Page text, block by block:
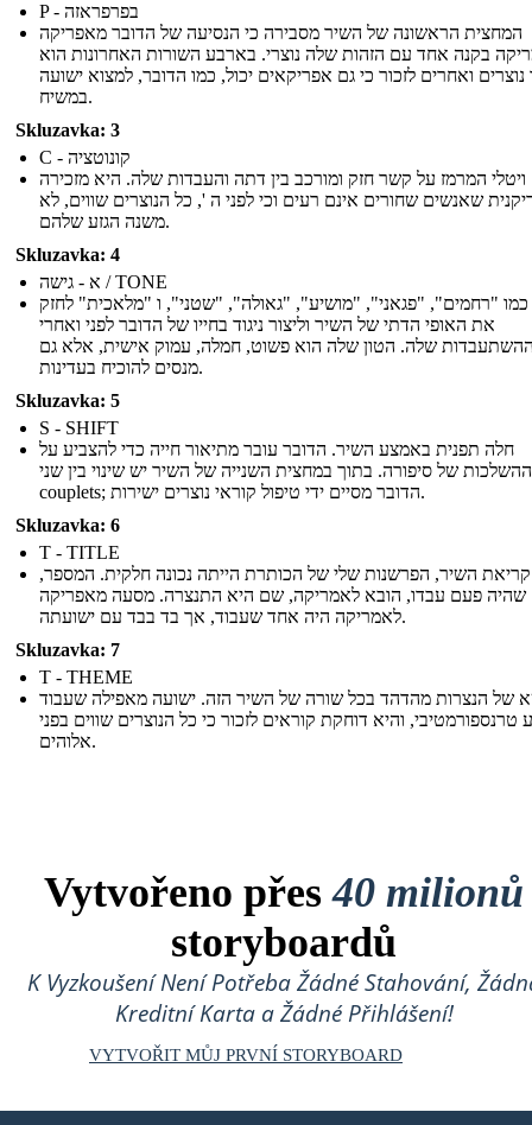
P - בפרפראזה
המחצית הראשונה של השיר מסבירה כי הנסיעה של הדובר מאפריקה
בקנה אחד עם הזהות שלה נוצרי. בארבע השורות האחרונות הוא
נוצרים ואחרים לזכור כי גם אפריקאים יכול, כמו הדובר, למצוא ישועה
במשיח.
Skluzavka: 3
C - קונוטציה
ויטלי המרמז על קשר חזק ומורכב בין דתה והעבדות שלה. היא מזכירה
שאנשים שחורים אינם רעים וכי לפני ה ', כל הנוצרים שווים, לא
משנה הגזע שלהם.
Skluzavka: 4
א - גישה / TONE
כמו "רחמים", "פגאני", "מושיע", "גאולה", "שטני", ו "מלאכית" לחזק
את האופי הדתי של השיר וליצור ניגוד בחייו של הדובר לפני ואחרי
שלה. הטון שלה הוא פשוט, חמלה, עמוק אישית, אלא גם
מנסים להוכיח בעדינות.
Skluzavka: 5
S - SHIFT
חלה תפנית באמצע השיר. הדובר עובר מתיאור חייה כדי להצביע על
ההשלכות של סיפורה. בתוך במחצית השנייה של השיר יש שינוי בין שני
couplets; הדובר מסיים ידי טיפול קוראי נוצרים ישירות.
Skluzavka: 6
T - TITLE
השיר, הפרשנות שלי של הכותרת הייתה נכונה חלקית. המספר,
שהיה פעם עבדו, הובא לאמריקה, שם היא התנצרה. מסעה מאפריקה
לאמריקה היה אחד שעבוד, אך בד בבד עם ישועתה.
Skluzavka: 7
T - THEME
של הנצרות מהדהד בכל שורה של השיר הזה. ישועה מאפילה שעבוד
טרנספורמטיבי, והיא דוחקת קוראים לזכור כי כל הנוצרים שווים בפני
אלוהים.
Vytvořeno přes40 milionů
storyboardů
K Vyzkoušení Není Potřeba Žádné Stahování,
Kreditní Karta a Žádné Přihlášení!
VYTVOŘIT MŮJ PRVNÍ STORYBOARD